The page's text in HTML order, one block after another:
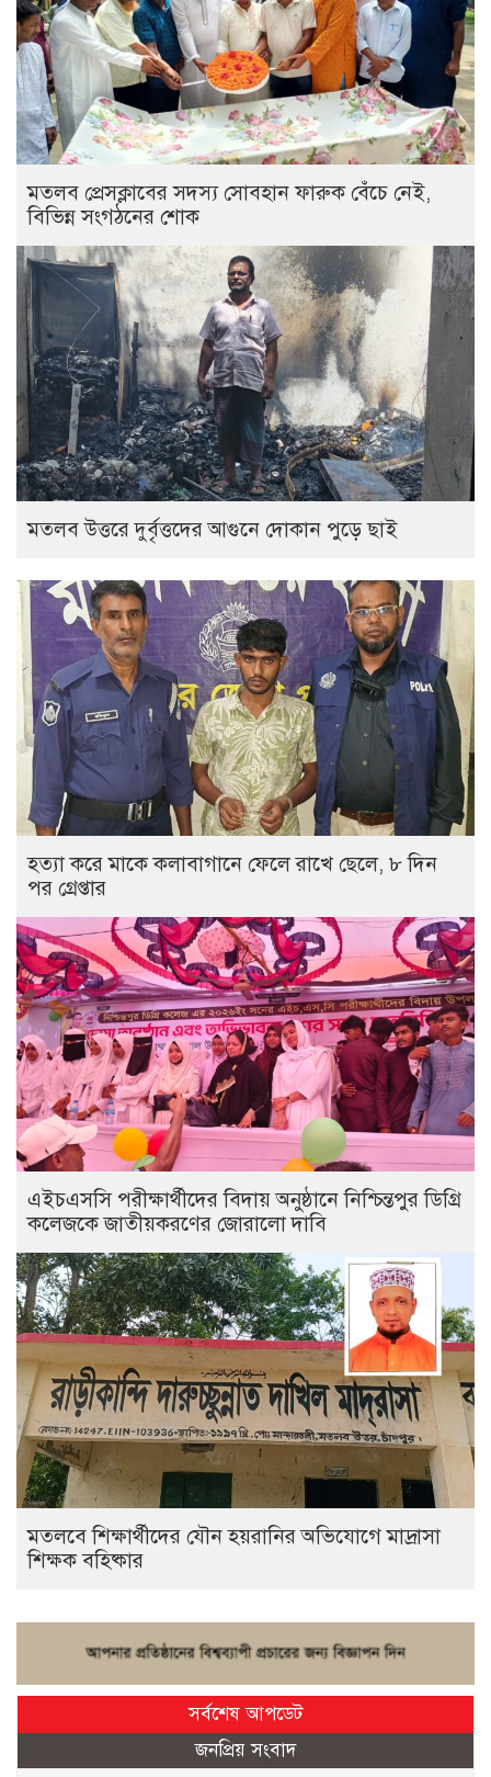
মতলব প্রেসক্লাবের সদস্য সোবহান ফারুক বেঁচে নেই,
বিভিন্ন সংগঠনের শোক
‎মতলব উত্তরে দুর্বৃত্তদের আগুনে দোকান পুড়ে ছাই
হত্যা করে মাকে কলাবাগানে ফেলে রাখে ছেলে, ৮ দিন
পর গ্রেপ্তার
এইচএসসি পরীক্ষার্থীদের বিদায় অনুষ্ঠানে নিশ্চিন্তপুর ডিগ্রি
কলেজকে জাতীয়করণের জোরালো দাবি
মতলবে শিক্ষার্থীদের যৌন হয়রানির অভিযোগে মাদ্রাসা
শিক্ষক বহিষ্কার
সর্বশেষ আপডেট
জনপ্রিয় সংবাদ